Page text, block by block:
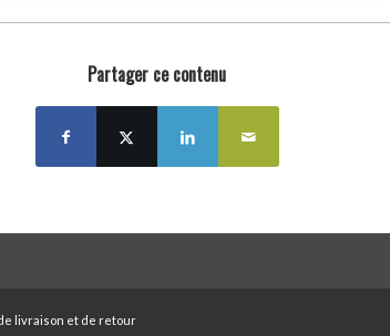
Partager ce contenu
livraison et de retour